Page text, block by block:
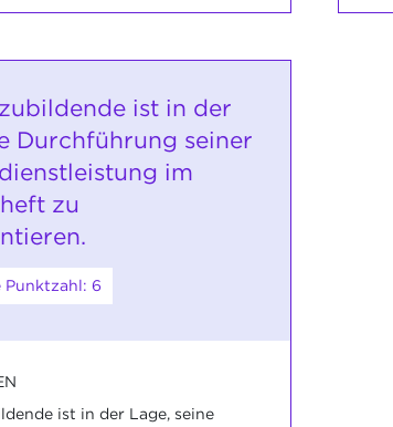
ist in der
Durchführung seiner
im
zu
Punktzahl: 6
ist in der Lage, seine